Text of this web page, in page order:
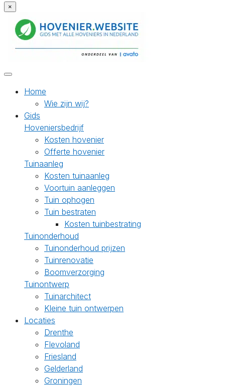
×
Home
Wie zijn wij?
Gids
Hoveniersbedrijf
Kosten hovenier
Offerte hovenier
Tuinaanleg
Kosten tuinaanleg
Voortuin aanleggen
Tuin ophogen
Tuin bestraten
Kosten tuinbestrating
Tuinonderhoud
Tuinonderhoud prijzen
Tuinrenovatie
Boomverzorging
Tuinontwerp
Tuinarchitect
Kleine tuin ontwerpen
Locaties
Drenthe
Flevoland
Friesland
Gelderland
Groningen